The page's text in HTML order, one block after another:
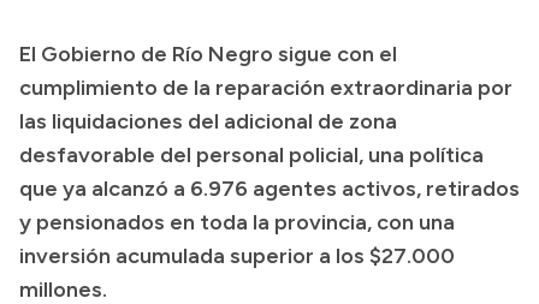
Boletín Oficial
Compras y licitaciones
Consulta de expedientes
Consulta de pago a proveedores
Convocatorias
Intranet
El Gobierno de Río Negro sigue con el
cumplimiento de la reparación extraordinaria por
las liquidaciones del adicional de zona
desfavorable del personal policial, una política
que ya alcanzó a 6.976 agentes activos, retirados
y pensionados en toda la provincia, con una
inversión acumulada superior a los $27.000
millones.